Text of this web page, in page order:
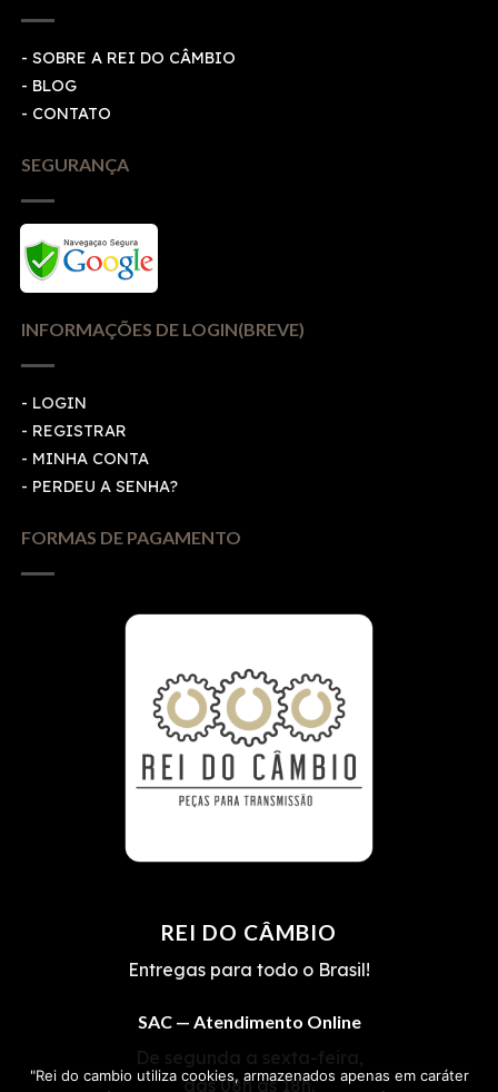
- SOBRE A REI DO CÂMBIO
- BLOG
- CONTATO
SEGURANÇA
INFORMAÇÕES DE LOGIN(BREVE)
- LOGIN
- REGISTRAR
- MINHA CONTA
- PERDEU A SENHA?
FORMAS DE PAGAMENTO
REI DO CÂMBIO
Entregas para todo o Brasil!
SAC — Atendimento Online
De segunda a sexta-feira,
das 08h às 18h.
"Rei do cambio utiliza cookies, armazenados apenas em caráter